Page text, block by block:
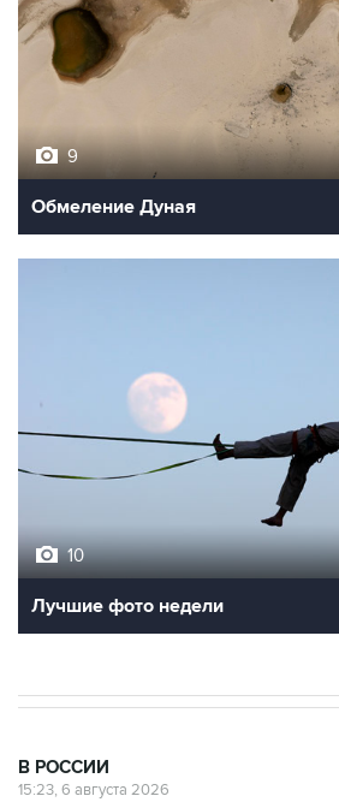
9
Обмеление Дуная
10
Лучшие фото недели
В РОССИИ
15:23, 6 августа 2026